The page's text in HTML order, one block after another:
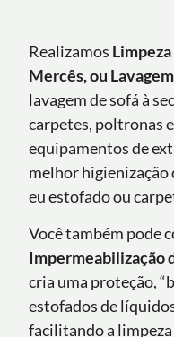
Realizamos
Mercês, ou
lavagem de sofá à
carpetes, poltronas
equipamentos de
melhor higienização
eu estofado ou
Você também pode
Impermeabilização
cria uma proteção,
estofados de
facilitando a limpeza